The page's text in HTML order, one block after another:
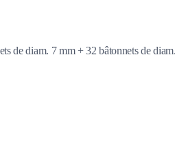
de diam. 7 mm + 32 bâtonnets de